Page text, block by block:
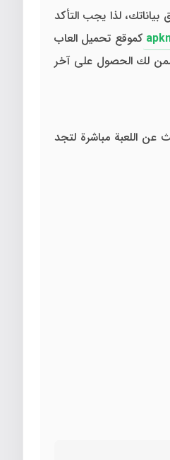
لذا يجب التأكد
كموقع تحميل العاب
لك الحصول على آخر
عن اللعبة مباشرة لتجد